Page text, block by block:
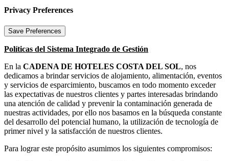
Privacy Preferences
Políticas del Sistema Integrado de Gestión
En la CADENA DE HOTELES COSTA DEL SOL, nos
dedicamos a brindar servicios de alojamiento, alimentación, eventos
y servicios de esparcimiento, buscamos en todo momento exceder
las expectativas de nuestros clientes y partes interesadas brindando
una atención de calidad y prevenir la contaminación generada de
nuestras actividades, por ello nos basamos en la búsqueda constante
del desarrollo del potencial humano, la utilización de tecnología de
primer nivel y la satisfacción de nuestros clientes.
Para lograr este propósito asumimos los siguientes compromisos: